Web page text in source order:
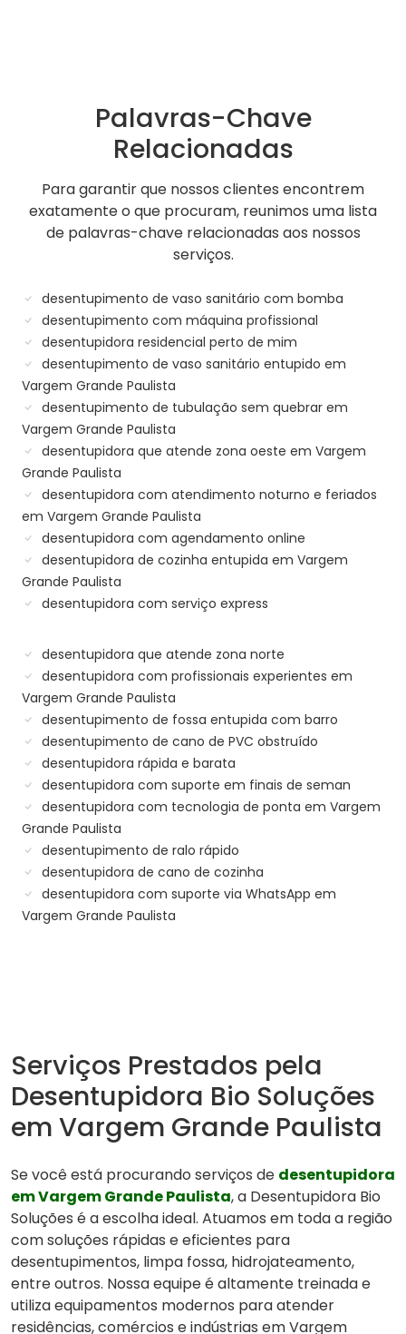
Palavras-Chave
Relacionadas
Para garantir que nossos clientes encontrem
exatamente o que procuram, reunimos uma lista
de palavras-chave relacionadas aos nossos
serviços.
desentupimento de vaso sanitário com bomba
desentupimento com máquina profissional
desentupidora residencial perto de mim
desentupimento de vaso sanitário entupido em
Vargem Grande Paulista
desentupimento de tubulação sem quebrar em
Vargem Grande Paulista
desentupidora que atende zona oeste em Vargem
Grande Paulista
desentupidora com atendimento noturno e feriados
em Vargem Grande Paulista
desentupidora com agendamento online
desentupidora de cozinha entupida em Vargem
Grande Paulista
desentupidora com serviço express
desentupidora que atende zona norte
desentupidora com profissionais experientes em
Vargem Grande Paulista
desentupimento de fossa entupida com barro
desentupimento de cano de PVC obstruído
desentupidora rápida e barata
desentupidora com suporte em finais de seman
desentupidora com tecnologia de ponta em Vargem
Grande Paulista
desentupimento de ralo rápido
desentupidora de cano de cozinha
desentupidora com suporte via WhatsApp em
Vargem Grande Paulista
Serviços Prestados pela
Desentupidora Bio Soluções
em Vargem Grande Paulista
Se você está procurando serviços de desentupidora
em Vargem Grande Paulista, a Desentupidora Bio
Soluções é a escolha ideal. Atuamos em toda a região
com soluções rápidas e eficientes para
desentupimentos, limpa fossa, hidrojateamento,
entre outros. Nossa equipe é altamente treinada e
utiliza equipamentos modernos para atender
residências, comércios e indústrias em Vargem